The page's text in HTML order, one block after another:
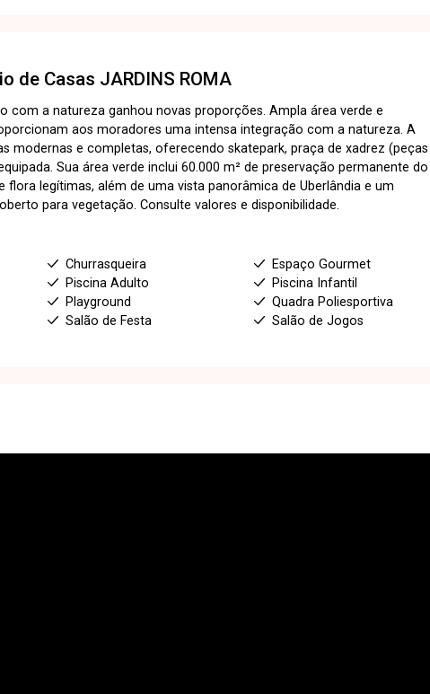
de Casas JARDINS ROMA
com a natureza ganhou novas proporções. Ampla área verde e
aos moradores uma intensa integração com a natureza. A
modernas e completas, oferecendo skatepark, praça de xadrez (peças
Sua área verde inclui 60.000 m² de preservação permanente do
flora legítimas, além de uma vista panorâmica de Uberlândia e um
para vegetação. Consulte valores e disponibilidade.
Churrasqueira
Espaço Gourmet
Piscina Adulto
Piscina Infantil
Playground
Quadra Poliesportiva
Salão de Festa Salão de Jogos